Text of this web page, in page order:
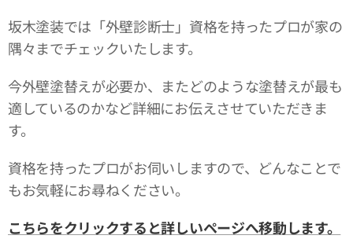
坂木塗装では「外壁診断士」資格を持ったプロが家の
隅々までチェックいたします。
今外壁塗替えが必要か、またどのような塗替えが最も
適しているのかなど詳細にお伝えさせていただきま
す。
資格を持ったプロがお伺いしますので、どんなことで
もお気軽にお尋ねください。
こちらをクリックすると詳しいページへ移動します。